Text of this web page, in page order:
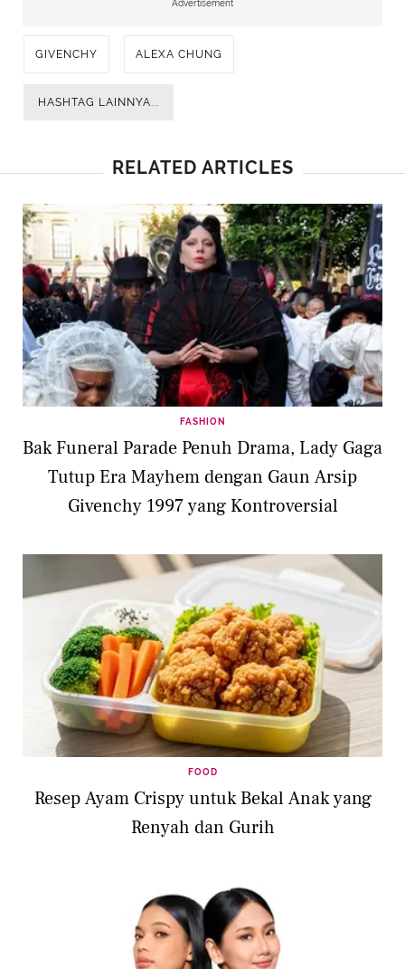
Advertisement
GIVENCHY ALEXA CHUNG
HASHTAG LAINNYA...
RELATED ARTICLES
FASHION
Bak Funeral Parade Penuh Drama, Lady Gaga
Tutup Era Mayhem dengan Gaun Arsip
Givenchy 1997 yang Kontroversial
FOOD
Resep Ayam Crispy untuk Bekal Anak yang
Renyah dan Gurih